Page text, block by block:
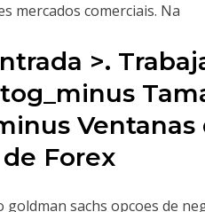
mercados comerciais. Na
>.
Forex
goldman sachs opcoes de